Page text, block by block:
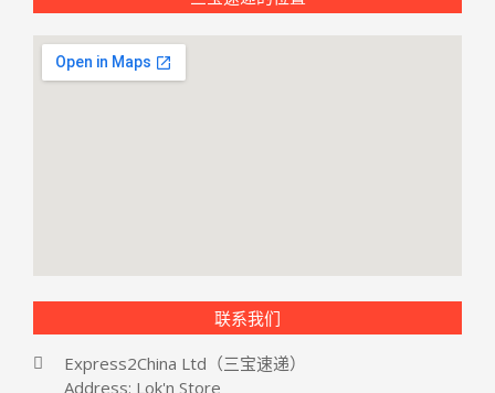
联系我们
Express2China Ltd（三宝速递）
Address: Lok'n Store